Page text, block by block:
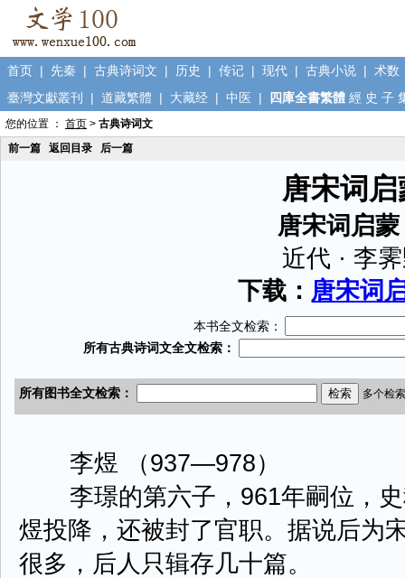
首页 | 先秦 | 古典诗词文 | 历史 | 传记 | 现代 | 古典小说 | 术数
臺灣文獻叢刊
| 道藏繁體 | 大藏经 | 中医 | 四庫全書繁體 經 史 子
您的位置 ： 首页 > 古典诗词文
前一篇
返回目录 后一篇
唐宋词启
唐宋词启
近代 · 李
下载： 唐宋词
本书全文检索：
李煜 （937—978）
李璟的第六子，961年嗣位，史
煜投降，还被封了官职。据说后为
很多，后人只辑存几十篇。